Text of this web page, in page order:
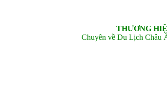
THƯƠNG
Chuyên về Du Lịch Châu